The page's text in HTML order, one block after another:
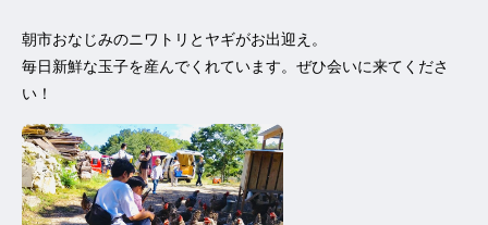
朝市おなじみのニワトリとヤギがお出迎え。
毎日新鮮な玉子を産んでくれています。ぜひ会いに来てくださ
い！